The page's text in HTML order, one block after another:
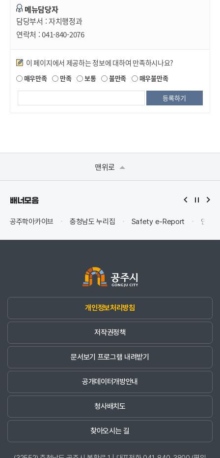
메뉴담당자
담당부서 :자치행정과
연락처 :041-840-2076
만족도조사
이 페이지에서 제공하는 정보에 대하여 만족하시나요?
매우만족 만족 보통 불만족 매우불만족
맨위로
배너모음
공주학아카이브 충청남도 누리집 Safety e-Report 안전
개인정보처리방침
저작권정책
문서보기 프로그램 내려받기
공개데이터개방안내
청사배치도
찾아오시는 길